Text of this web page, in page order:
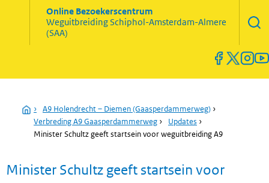
Online Bezoekerscentrum
WeguitbreidingSchiphol-Amsterdam-Almere
(SAA)
Home
› A9 Holendrecht – Diemen (Gaasperdammerweg) ›
Verbreding A9 Gaasperdammerweg › Updates ›
Minister Schultz geeft startsein voor weguitbreiding A9
Minister Schultz geeft startsein voor